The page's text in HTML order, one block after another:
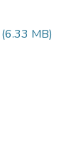
(6.33 MB)